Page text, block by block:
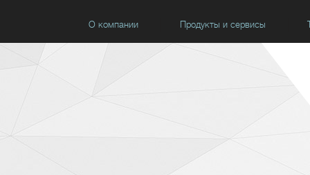
О компании Продукты и сервисы